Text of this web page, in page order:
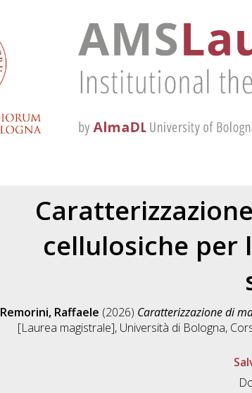
cellulosiche per
Remorini, Raffaele (2026) Caratterizzazione di
[Laurea magistrale], Università di Bologna,